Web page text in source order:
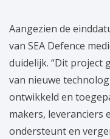
Aangezien de
van SEA Defence
duidelijk. “Dit project
van nieuwe
ontwikkeld en
makers, leveranciers
ondersteunt en